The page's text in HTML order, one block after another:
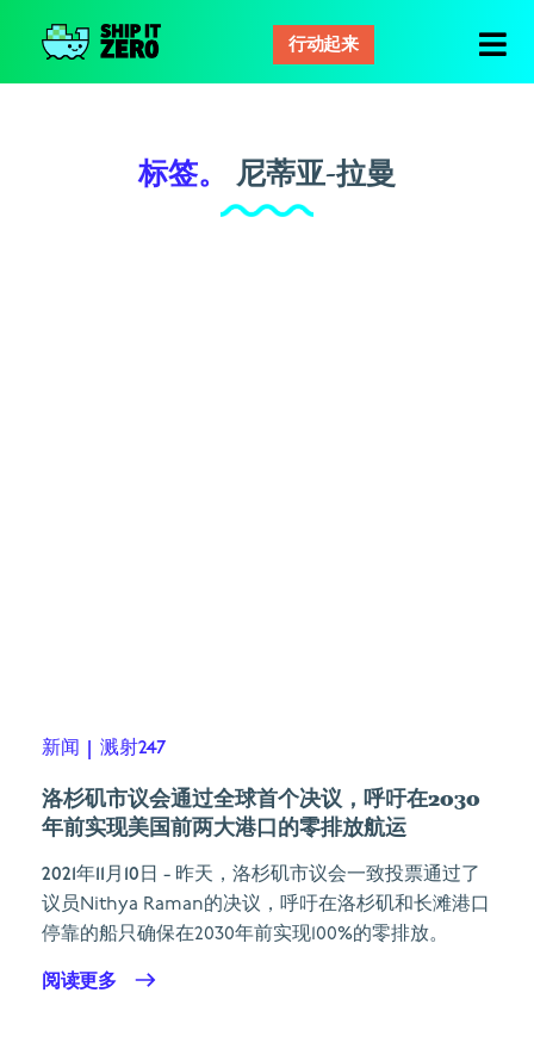
行动起来
标签。 尼蒂亚-拉曼
新闻 | 溅射247
洛杉矶市议会通过全球首个决议，呼吁在2030
年前实现美国前两大港口的零排放航运
2021年11月10日 - 昨天，洛杉矶市议会一致投票通过了
议员Nithya Raman的决议，呼吁在洛杉矶和长滩港口
停靠的船只确保在2030年前实现100%的零排放。
阅读更多